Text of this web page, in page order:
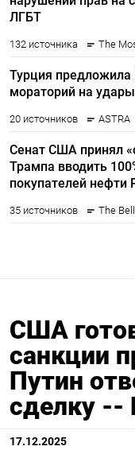
США
санкции
Путин
сделку --
17.12.2025